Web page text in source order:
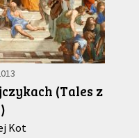
(Tales z
Kot